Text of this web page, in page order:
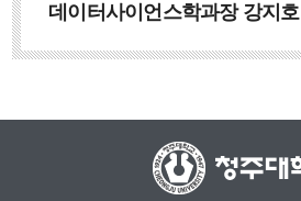
데이터사이언스학과장 강지호